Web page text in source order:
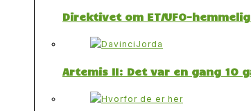
Direktivet om ET/UFO-
Artemis II: Det var en gang 10